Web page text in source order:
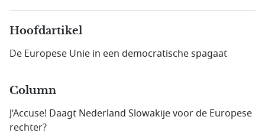
Hoofdartikel
De Europese Unie in een democratische spagaat
Column
J’Accuse! Daagt Nederland Slowakije voor de Europese
rechter?